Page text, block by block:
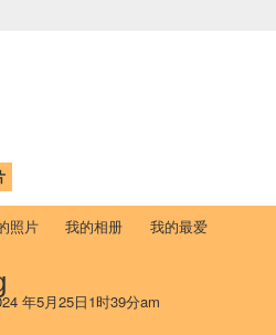
照片 我的相册 我的最爱
年5月25日1时39分am